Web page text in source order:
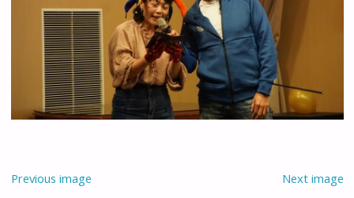
Previous image Next image